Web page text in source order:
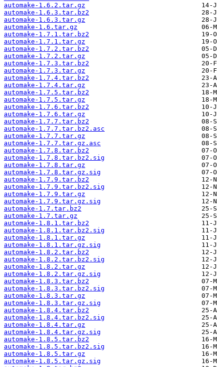
automake-1.6.2.tar.gz
automake-1.6.3.tar.bz2
automake-1.6.3.tar.gz
automake-1.6.tar.gz
automake-1.7.1.tar.bz2
automake-1.7.1.tar.gz
automake-1.7.2.tar.bz2
automake-1.7.2.tar.gz
automake-1.7.3.tar.bz2
automake-1.7.3.tar.gz
automake-1.7.4.tar.bz2
automake-1.7.4.tar.gz
automake-1.7.5.tar.bz2
automake-1.7.5.tar.gz
automake-1.7.6.tar.bz2
automake-1.7.6.tar.gz
automake-1.7.7.tar.bz2
automake-1.7.7.tar.bz2.asc
automake-1.7.7.tar.gz
automake-1.7.7.tar.gz.asc
automake-1.7.8.tar.bz2
automake-1.7.8.tar.bz2.sig
automake-1.7.8.tar.gz
automake-1.7.8.tar.gz.sig
automake-1.7.9.tar.bz2
automake-1.7.9.tar.bz2.sig
automake-1.7.9.tar.gz
automake-1.7.9.tar.gz.sig
automake-1.7.tar.bz2
automake-1.7.tar.gz
automake-1.8.1.tar.bz2
automake-1.8.1.tar.bz2.sig
automake-1.8.1.tar.gz
automake-1.8.1.tar.gz.sig
automake-1.8.2.tar.bz2
automake-1.8.2.tar.bz2.sig
automake-1.8.2.tar.gz
automake-1.8.2.tar.gz.sig
automake-1.8.3.tar.bz2
automake-1.8.3.tar.bz2.sig
automake-1.8.3.tar.gz
automake-1.8.3.tar.gz.sig
automake-1.8.4.tar.bz2
automake-1.8.4.tar.bz2.sig
automake-1.8.4.tar.gz
automake-1.8.4.tar.gz.sig
automake-1.8.5.tar.bz2
automake-1.8.5.tar.bz2.sig
automake-1.8.5.tar.gz
automake-1.8.5.tar.gz.sig